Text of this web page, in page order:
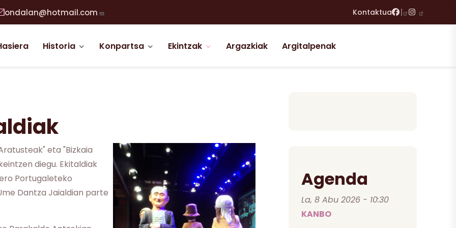
ondalan@hotmail.com Kontaktua FacebookInstagram
Historia Konpartsa Ekintzak Argazkiak Argitalpenak
eta "Bizkaia
diegu. Ekitaldiak
Portugaleteko
Dantza Jaialdian parte
Agenda
La, 8 Abu 2026 - 10:30
KANBO